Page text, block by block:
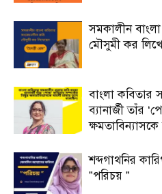
সমকালীন
মৌসুমী কর
বাংলা কবিতার
ব্যানার্জী তাঁর
শব্দগাথনির
”পরিচয় ”